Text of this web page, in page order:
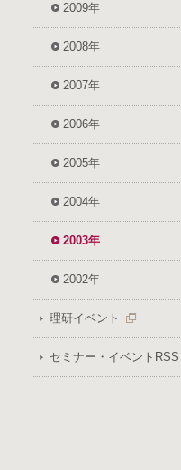
2009年
2008年
2007年
2006年
2005年
2004年
2003年
2002年
理研イベント
セミナー・イベントRSS